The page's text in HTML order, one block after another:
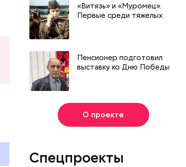
«Витязь» и «Муромец».
Первые среди тяжелых
Пенсионер подготовил
выставку ко Дню Победы
О проекте
Спецпроекты